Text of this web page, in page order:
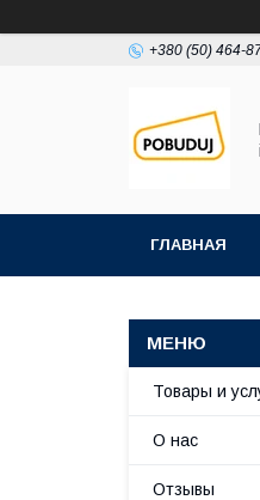
+380 (50) 464-
ГЛАВНАЯ
Товары и
О нас
Отзывы